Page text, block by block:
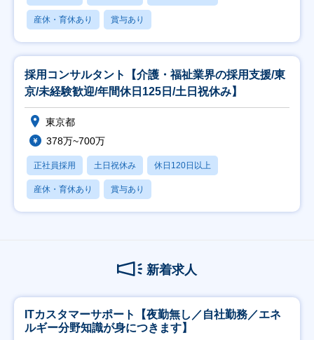
産休・育休あり 賞与あり
採用コンサルタント【介護・福祉業界の採用支援/東
京/未経験歓迎/年間休日125日/土日祝休み】
東京都
378万~700万
正社員採用 土日祝休み 休日120日以上
産休・育休あり 賞与あり
新着求人
ITカスタマーサポート【夜勤無し／自社勤務／エネ
ルギー分野知識が身につきます】